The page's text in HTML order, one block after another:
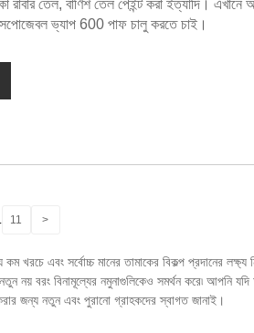
রাবার তেল, বার্ণিশ তেল পেইন্ট করা ইত্যাদি। এখানে
ভ্যাপ 600 পাফ চালু করতে চাই।
11 >
এবং সর্বোচ্চ মানের তামাকের বিকল্প প্রদানের লক্ষ্য
নয় বরং বিনামূল্যের নমুনাগুলিকেও সমর্থন করে৷ আপনি
জন্য নতুন এবং পুরানো গ্রাহকদের স্বাগত জানাই।